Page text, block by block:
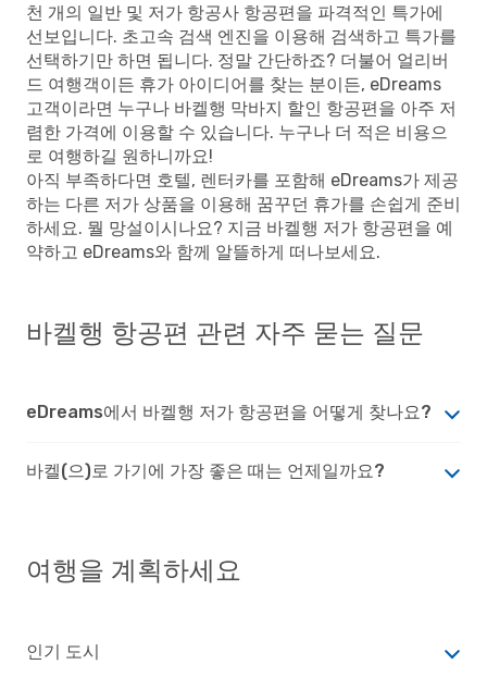
천 개의 일반 및 저가 항공사 항공편을 파격적인 특가에
선보입니다. 초고속 검색 엔진을 이용해 검색하고 특가를
선택하기만 하면 됩니다. 정말 간단하죠? 더불어 얼리버
드 여행객이든 휴가 아이디어를 찾는 분이든, eDreams
고객이라면 누구나 바켈행 막바지 할인 항공편을 아주 저
렴한 가격에 이용할 수 있습니다. 누구나 더 적은 비용으
로 여행하길 원하니까요!
아직 부족하다면 호텔, 렌터카를 포함해 eDreams가 제공
하는 다른 저가 상품을 이용해 꿈꾸던 휴가를 손쉽게 준비
하세요. 뭘 망설이시나요? 지금 바켈행 저가 항공편을 예
약하고 eDreams와 함께 알뜰하게 떠나보세요.
바켈행 항공편 관련 자주 묻는 질문
eDreams에서 바켈행 저가 항공편을 어떻게 찾나요?
바켈(으)로 가기에 가장 좋은 때는 언제일까요?
여행을 계획하세요
인기 도시